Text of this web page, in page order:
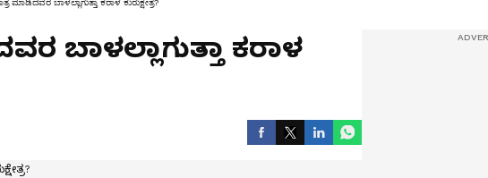
ಮಾಡಿದವರ ಬಾಳಲ್ಲಾಗುತ್ತಾ ಕರಾಳ ಕುರುಕ್ಷೇತ್ರ?
ಬಾಳಲ್ಲಾಗುತ್ತಾ ಕರಾಳ